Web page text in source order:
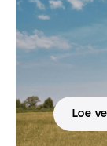
Loe